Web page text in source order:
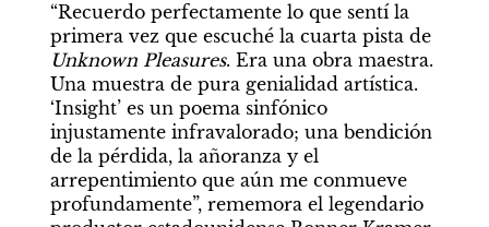
“Recuerdo perfectamente lo que sentí la
primera vez que escuché la cuarta pista de
Unknown Pleasures. Era una obra maestra.
Una muestra de pura genialidad artística.
‘Insight’ es un poema sinfónico
injustamente infravalorado; una bendición
de la pérdida, la añoranza y el
arrepentimiento que aún me conmueve
profundamente”, rememora el legendario